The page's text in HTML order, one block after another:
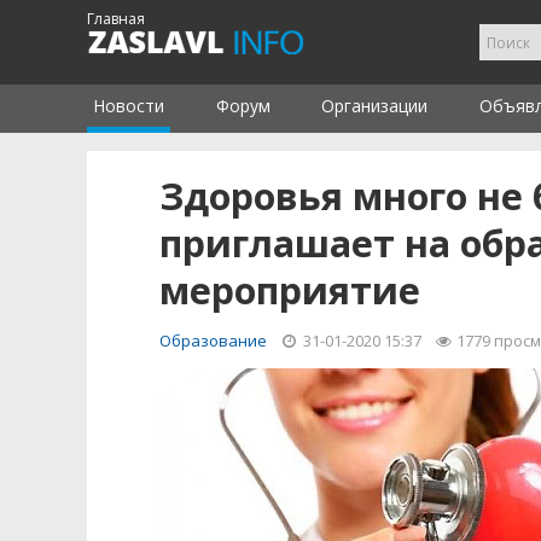
Главная
Новости Форум Организации
Здоровья много
приглашает на
мероприятие
Образование 31-01-2020 15:37 1779